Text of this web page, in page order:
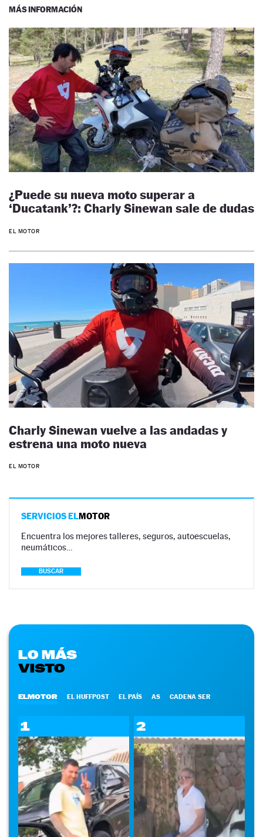
MÁS INFORMACIÓN
¿Puede su nueva moto superar a
‘Ducatank’?: Charly Sinewan sale de dudas
EL MOTOR
Charly Sinewan vuelve a las andadas y
estrena una moto nueva
EL MOTOR
SERVICIOS ELMOTOR
Encuentra los mejores talleres, seguros, autoescuelas,
neumáticos…
BUSCAR
LO MÁS
VISTO
ELMOTOR EL HUFFPOST EL PAÍS AS CADENA SER
1 2